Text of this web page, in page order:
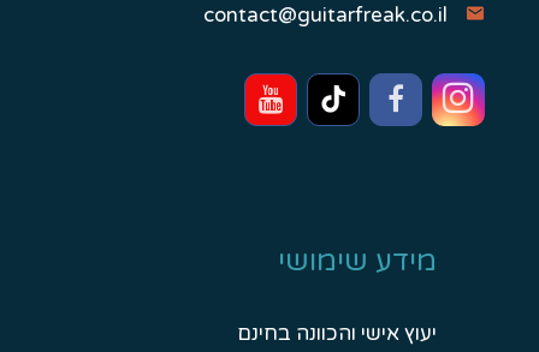
contact@guitarfreak.co.il
מידע שימושי
יעוץ אישי והכוונה בחינם